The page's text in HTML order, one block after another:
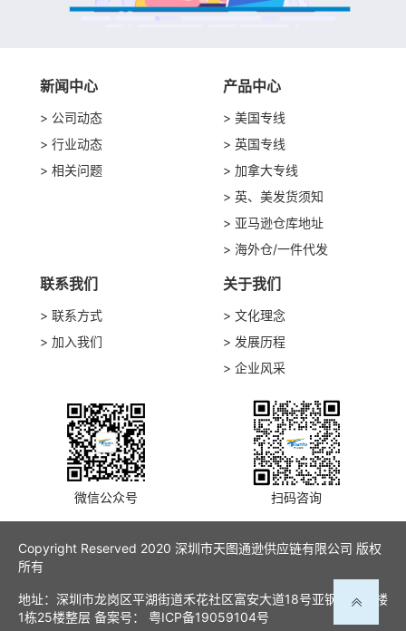
新闻中心
公司动态
行业动态
相关问题
产品中心
美国专线
英国专线
加拿大专线
英、美发货须知
亚马逊仓库地址
海外仓/一件代发
联系我们
联系方式
加入我们
关于我们
文化理念
发展历程
企业风采
微信公众号 扫码咨询
Copyright Reserved 2020 深圳市天图通逊供应链有限公司 版权
所有
地址：深圳市龙岗区平湖街道禾花社区富安大道18号亚钢工贸大楼
1栋25楼整层 备案号： 粤ICP备19059104号